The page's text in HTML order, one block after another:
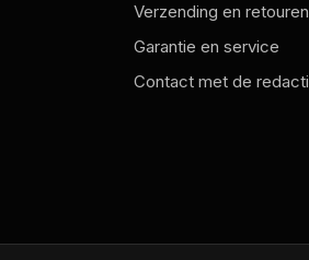
Verzending en retouren
Garantie en service
Contact met de